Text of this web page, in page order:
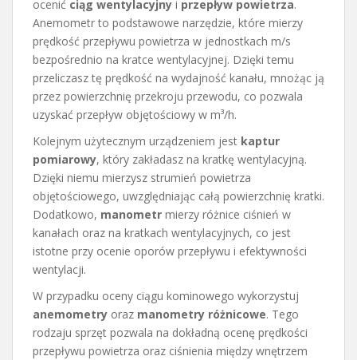
ocenić ciąg wentylacyjny i przepływ powietrza.
Anemometr to podstawowe narzędzie, które mierzy
prędkość przepływu powietrza w jednostkach m/s
bezpośrednio na kratce wentylacyjnej. Dzięki temu
przeliczasz tę prędkość na wydajność kanału, mnożąc ją
przez powierzchnię przekroju przewodu, co pozwala
uzyskać przepływ objętościowy w m³/h.
Kolejnym użytecznym urządzeniem jest kaptur
pomiarowy, który zakładasz na kratkę wentylacyjną.
Dzięki niemu mierzysz strumień powietrza
objętościowego, uwzględniając całą powierzchnię kratki.
Dodatkowo, manometr mierzy różnice ciśnień w
kanałach oraz na kratkach wentylacyjnych, co jest
istotne przy ocenie oporów przepływu i efektywności
wentylacji.
W przypadku oceny ciągu kominowego wykorzystuj
anemometry oraz manometry różnicowe. Tego
rodzaju sprzęt pozwala na dokładną ocenę prędkości
przepływu powietrza oraz ciśnienia między wnętrzem